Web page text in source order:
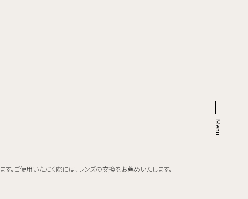
。ご使用いただく際には、レンズの交換をお薦めいたします。